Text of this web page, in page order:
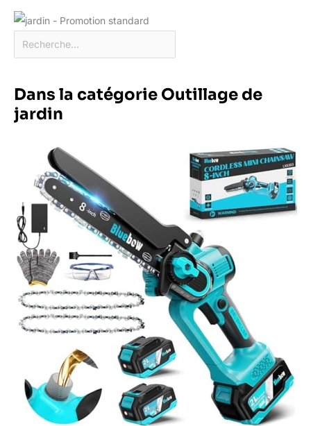
Dans la catégorie Outillage de
jardin